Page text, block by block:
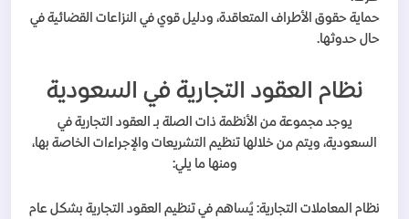
حماية حقوق الأطراف المتعاقدة، ودليل قوي في النزاعات القضائية في
حال حدوثها.
نظام العقود التجارية في السعودية
يوجد مجموعة من الأنظمة ذات الصلة بـ العقود التجارية في
السعودية، ويتم من خلالها تنظيم التشريعات والإجراءات الخاصة بها،
ومنها ما يلي:
نظام المعاملات التجارية: يُساهم في تنظيم العقود التجارية بشكل عام